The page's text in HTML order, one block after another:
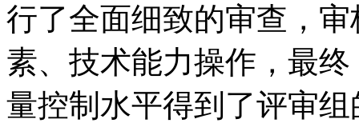
行了全面细致的审查，
素、技术能力操作，最
量控制水平得到了评审